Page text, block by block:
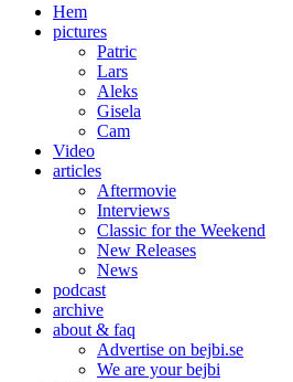
Hem
pictures
Patric
Lars
Aleks
Gisela
Cam
Video
articles
Aftermovie
Interviews
Classic for the Weekend
New Releases
News
podcast
archive
about & faq
Advertise on bejbi.se
We are your bejbi